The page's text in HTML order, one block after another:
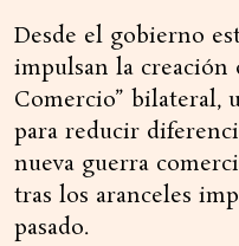
Desde el gobierno
impulsan la creación
Comercio” bilateral,
para reducir
nueva guerra
tras los aranceles
pasado.